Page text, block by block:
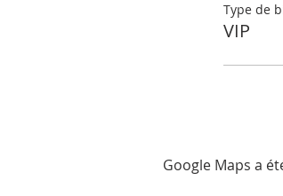
Type de
VIP
Google Maps a